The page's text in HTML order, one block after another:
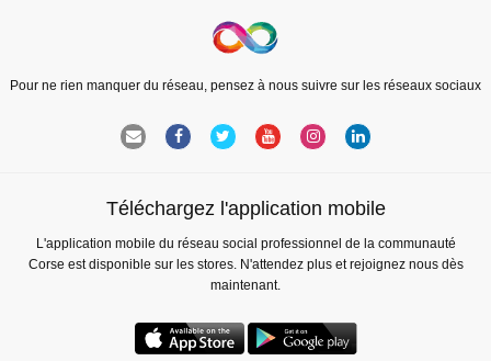
Pour ne rien manquer du réseau, pensez à nous suivre sur les réseaux sociaux
Téléchargez l'application mobile
L'application mobile du réseau social professionnel de la communauté
Corse est disponible sur les stores. N'attendez plus et rejoignez nous dès
maintenant.